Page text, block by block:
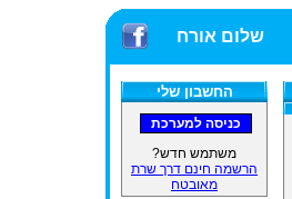
שלום אורח
החשבון שלי
משתמש חדש?
הרשמה חינם דרך שרת
מאובטח